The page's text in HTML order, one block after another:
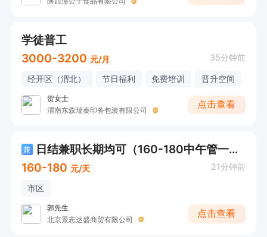
学徒普工
3000-3200 元/月 35分钟前
经开区（渭北） 节日福利 免费培训 晋升空间
贺女士
渭南东森瑞秦印务包装有限公司
点击查看
兼
日结兼职长期均可（160-180中午管一顿餐）
160-180 元/天 21分钟前
市区
郭先生
北京景志达盛商贸有限公司
点击查看